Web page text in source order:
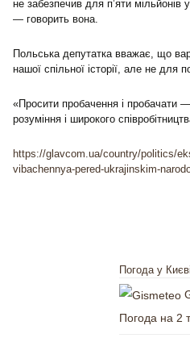
не забезпечив для п’яти мільйонів
— говорить вона.
Польська депутатка вважає, що
нашої спільної історії, але не
«Просити пробачення і
розуміння і широкого
https://glavcom.ua/country/politics/
vibachennya-pered-ukrajinskim-
Погода у Києві
Погода на 2